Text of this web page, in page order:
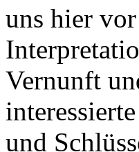
uns hier
Vernunft
und